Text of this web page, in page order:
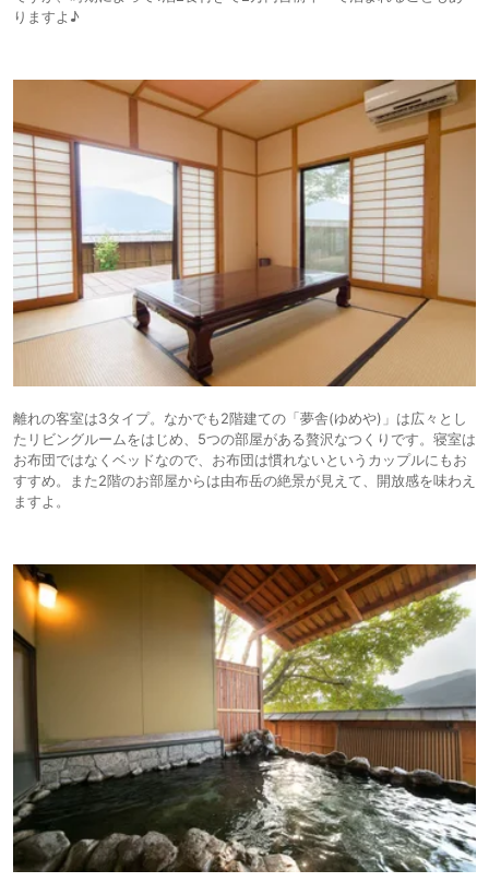
りますよ♪
離れの客室は3タイプ。なかでも2階建ての「夢舎(ゆめや)」は広々とし
たリビングルームをはじめ、5つの部屋がある贅沢なつくりです。寝室は
お布団ではなくベッドなので、お布団は慣れないというカップルにもお
すすめ。また2階のお部屋からは由布岳の絶景が見えて、開放感を味わえ
ますよ。